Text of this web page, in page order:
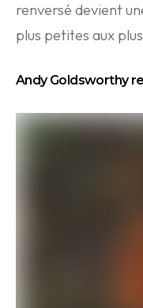
renversé devient
plus petites aux
Andy Goldsworthy